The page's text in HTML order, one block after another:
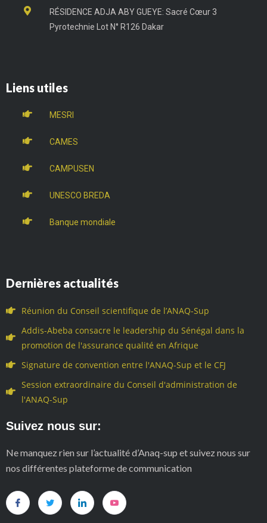
RÉSIDENCE ADJA ABY GUEYE: Sacré Cœur 3
Pyrotechnie Lot N° R126 Dakar
Liens utiles
MESRI
CAMES
CAMPUSEN
UNESCO BREDA
Banque mondiale
Dernières actualités
Réunion du Conseil scientifique de l’ANAQ-Sup
Addis-Abeba consacre le leadership du Sénégal dans la
promotion de l'assurance qualité en Afrique
Signature de convention entre l'ANAQ-Sup et le CFJ
Session extraordinaire du Conseil d'administration de
l'ANAQ-Sup
Suivez nous sur:
Ne manquez rien sur l’actualité d’Anaq-sup et suivez nous sur
nos différentes plateforme de communication